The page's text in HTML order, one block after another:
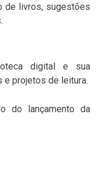
de livros, sugestões
digital e sua
e projetos de leitura.
do lançamento da